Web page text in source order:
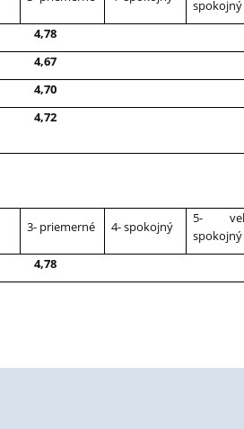
spokojný
4,78
4,67
4,70
4,72
3- priemerné 4- spokojný
5-
spokojný
4,78